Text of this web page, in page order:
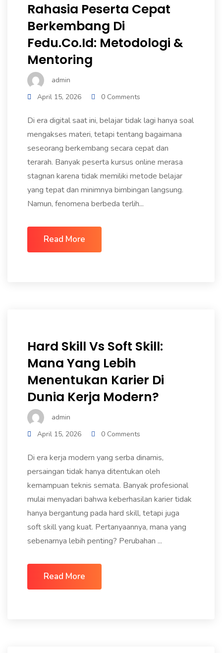
Rahasia Peserta Cepat
Berkembang Di
Fedu.co.id: Metodologi &
Mentoring
admin
April 15, 2026
0 Comments
Di era digital saat ini, belajar tidak lagi hanya soal
mengakses materi, tetapi tentang bagaimana
seseorang berkembang secara cepat dan
terarah. Banyak peserta kursus online merasa
stagnan karena tidak memiliki metode belajar
yang tepat dan minimnya bimbingan langsung.
Namun, fenomena berbeda terlih...
Read More
Hard Skill Vs Soft Skill:
Mana Yang Lebih
Menentukan Karier Di
Dunia Kerja Modern?
admin
April 15, 2026
0 Comments
Di era kerja modern yang serba dinamis,
persaingan tidak hanya ditentukan oleh
kemampuan teknis semata. Banyak profesional
mulai menyadari bahwa keberhasilan karier tidak
hanya bergantung pada hard skill, tetapi juga
soft skill yang kuat. Pertanyaannya, mana yang
sebenarnya lebih penting? Perubahan ...
Read More